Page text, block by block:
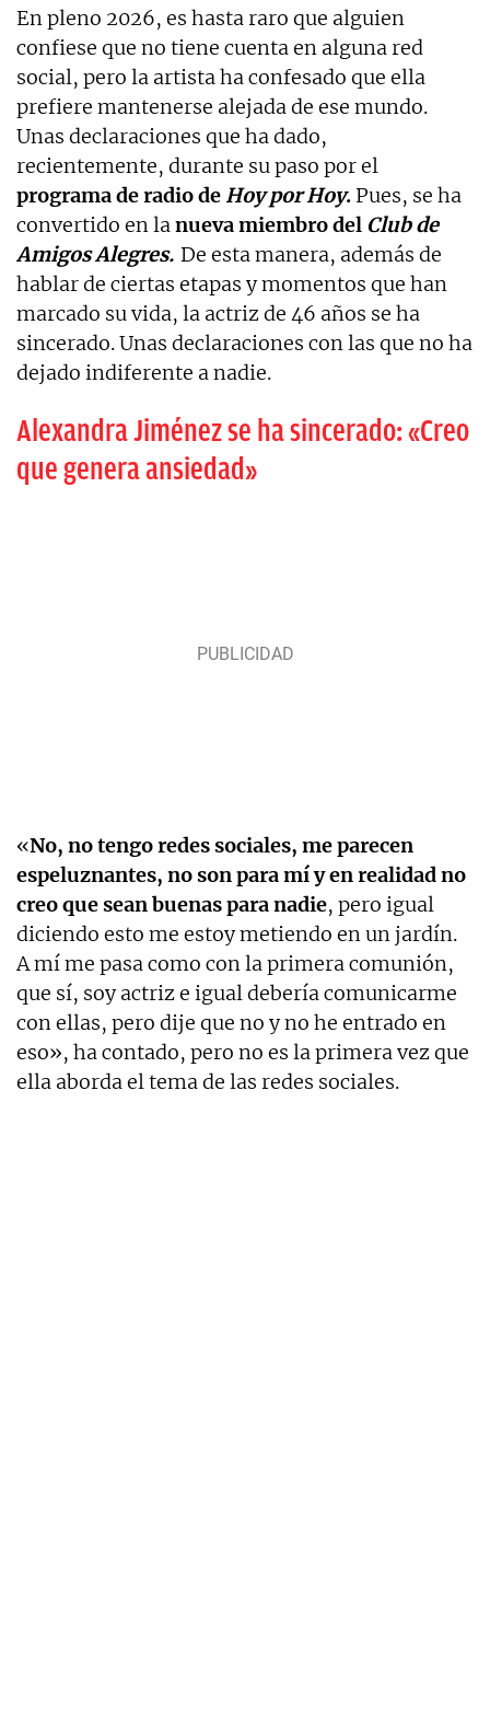
En pleno 2026, es hasta raro que alguien
confiese que no tiene cuenta en alguna red
social, pero la artista ha confesado que ella
prefiere mantenerse alejada de ese mundo.
Unas declaraciones que ha dado,
recientemente, durante su paso por el
programa de radio deHoy por Hoy. Pues, se ha
convertido en lanueva miembro del Club de
Amigos Alegres. De esta manera, además de
hablar de ciertas etapas y momentos que han
marcado su vida, la actriz de 46 años se ha
sincerado. Unas declaraciones con las que no ha
dejado indiferente a nadie.
Alexandra Jiménez se ha sincerado: «Creo
que genera ansiedad»
«No, no tengo redes sociales, me parecen
espeluznantes, no son para mí y en realidad no
creo que sean buenas para nadie, pero igual
diciendo esto me estoy metiendo en un jardín.
A mí me pasa como con la primera comunión,
que sí, soy actriz e igual debería comunicarme
con ellas, pero dije que no y no he entrado en
eso», ha contado, pero no es la primera vez que
ella aborda el tema de las redes sociales.